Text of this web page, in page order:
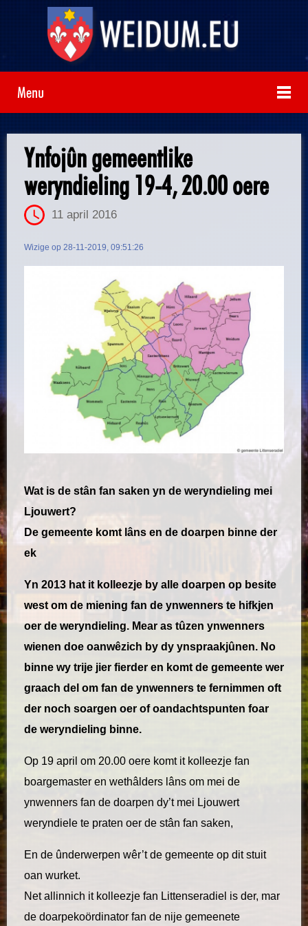
Menu
Ynfojûn gemeentlike
weryndieling 19-4, 20.00 oere
11 april 2016
Wizige op 28-11-2019, 09:51:26
Wat is de stân fan saken yn de weryndieling mei
Ljouwert?
De gemeente komt lâns en de doarpen binne der
ek
Yn 2013 hat it kolleezje by alle doarpen op besite
west om de miening fan de ynwenners te hifkjen
oer de weryndieling. Mear as tûzen ynwenners
wienen doe oanwêzich by dy ynspraakjûnen. No
binne wy trije jier fierder en komt de gemeente wer
graach del om fan de ynwenners te fernimmen oft
der noch soargen oer of oandachtspunten foar
de weryndieling binne.
Op 19 april om 20.00 oere komt it kolleezje fan
boargemaster en wethâlders lâns om mei de
ynwenners fan de doarpen dy’t mei Ljouwert
weryndiele te praten oer de stân fan saken,
En de ûnderwerpen wêr’t de gemeente op dit stuit
oan wurket.
Net allinnich it kolleezje fan Littenseradiel is der, mar
de doarpekoördinator fan de nije gemeenete